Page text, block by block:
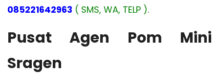
085221642963 ( SMS, WA, TELP ).
Pusat Agen Pom Mini
Sragen